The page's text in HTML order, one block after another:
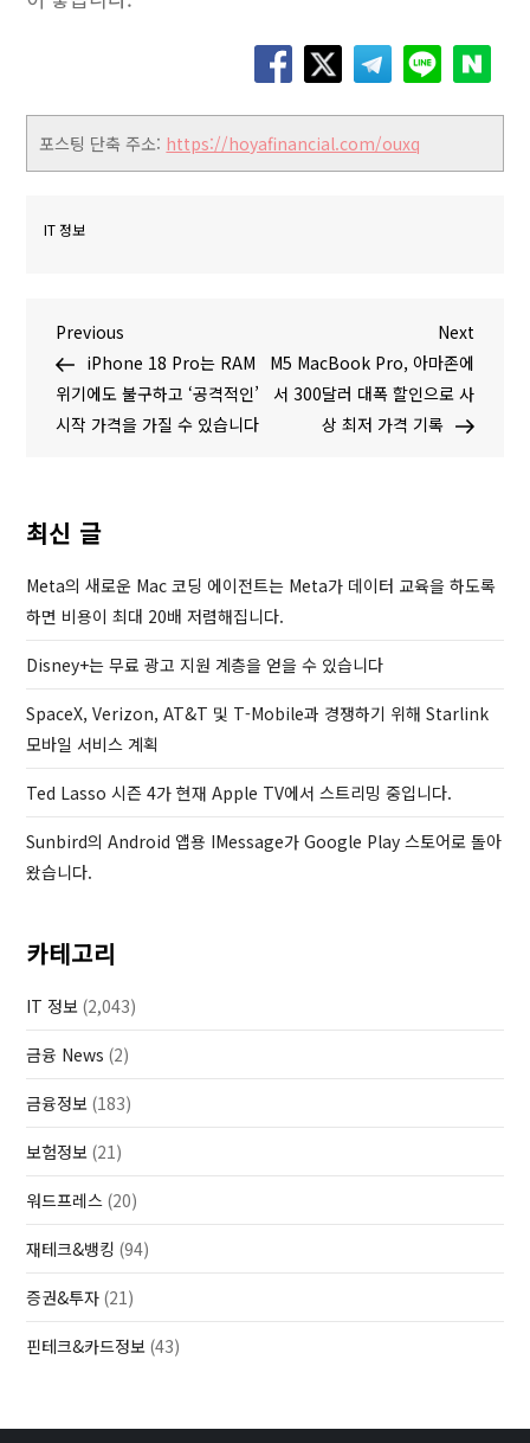
포스팅 단축 주소: https://hoyafinancial.com/ouxq
IT 정보
글
탐
P
r
e
v
s
P
o
s
t
Previous
iPhone 18 Pro는 RAM
위기에도 불구하고 ‘공격적인’
시작 가격을 가질 수 있습니다
N
e
x
t
Next
M5 MacBook Pro, 아마존에
서 300달러 대폭 할인으로 사
상 최저 가격 기록
최신 글
Meta의 새로운 Mac 코딩 에이전트는 Meta가 데이터 교육을 하도록
하면 비용이 최대 20배 저렴해집니다.
Disney+는 무료 광고 지원 계층을 얻을 수 있습니다
SpaceX, Verizon, AT&T 및 T-Mobile과 경쟁하기 위해 Starlink
모바일 서비스 계획
Ted Lasso 시즌 4가 현재 Apple TV에서 스트리밍 중입니다.
Sunbird의 Android 앱용 IMessage가 Google Play 스토어로 돌아
왔습니다.
카테고리
IT 정보 (2,043)
금융 News (2)
금융정보 (183)
보험정보 (21)
워드프레스 (20)
재테크&뱅킹 (94)
증권&투자 (21)
핀테크&카드정보 (43)